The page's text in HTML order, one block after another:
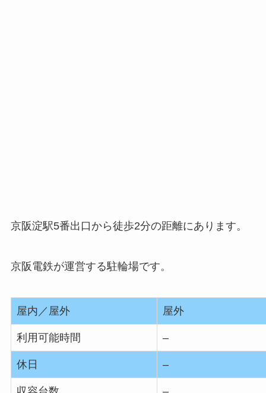
京阪淀駅5番出口から徒歩2分の距離にあります。
京阪電鉄が運営する駐輪場です。
屋内／屋外 屋外
利用可能時間 –
休日 –